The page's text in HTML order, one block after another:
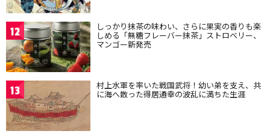
12 しっかり抹茶の味わい、さらに果実の香りも楽
しめる「無糖フレーバー抹茶」ストロベリー、
マンゴー新発売
13 村上水軍を率いた戦国武将！幼い弟を支え、共
に海へ散った得居通幸の波乱に満ちた生涯